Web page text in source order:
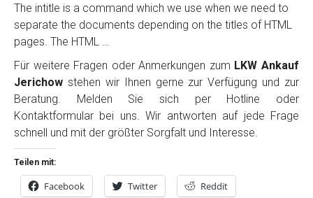
The intitle is a command which we use when we need to
separate the documents depending on the titles of HTML
pages. The HTML …
Für weitere Fragen oder Anmerkungen zum LKW Ankauf
Jerichow stehen wir Ihnen gerne zur Verfügung und zur
Beratung. Melden Sie sich per Hotline oder
Kontaktformular bei uns. Wir antworten auf jede Frage
schnell und mit der größter Sorgfalt und Interesse.
Teilen mit:
Facebook Twitter Reddit